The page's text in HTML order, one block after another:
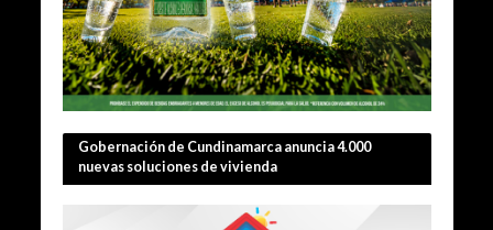
Gobernación de Cundinamarca anuncia 4.000
nuevas soluciones de vivienda